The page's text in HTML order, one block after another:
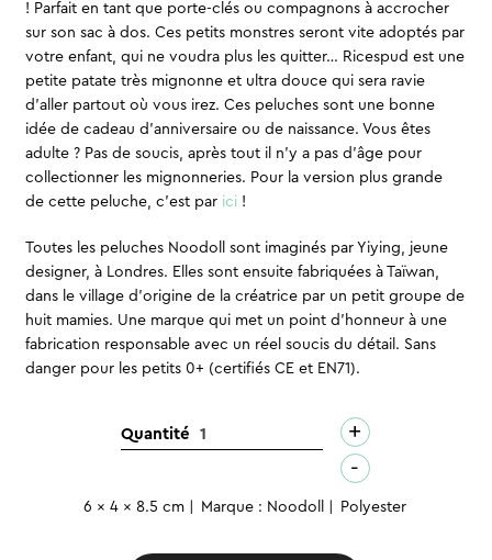
! Parfait en tant que porte-clés ou compagnons à accrocher
sur son sac à dos. Ces petits monstres seront vite adoptés par
votre enfant, qui ne voudra plus les quitter… Ricespud est une
petite patate très mignonne et ultra douce qui sera ravie
d’aller partout où vous irez. Ces peluches sont une bonne
idée de cadeau d’anniversaire ou de naissance. Vous êtes
adulte ? Pas de soucis, après tout il n’y a pas d’âge pour
collectionner les mignonneries. Pour la version plus grande
de cette peluche, c’est par ici!
Toutes les peluches Noodoll sont imaginés par Yiying, jeune
designer, à Londres. Elles sont ensuite fabriquées à Taïwan,
dans le village d’origine de la créatrice par un petit groupe de
huit mamies. Une marque qui met un point d’honneur à une
fabrication responsable avec un réel soucis du détail. Sans
danger pour les petits 0+ (certifiés CE et EN71).
Quantitéquantité
clés
+
-
6 x 4 x 8.5 cm Marque : Noodoll Polyester